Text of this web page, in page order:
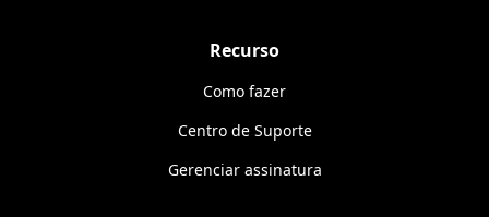
Recurso
Como fazer
Centro de Suporte
Gerenciar assinatura